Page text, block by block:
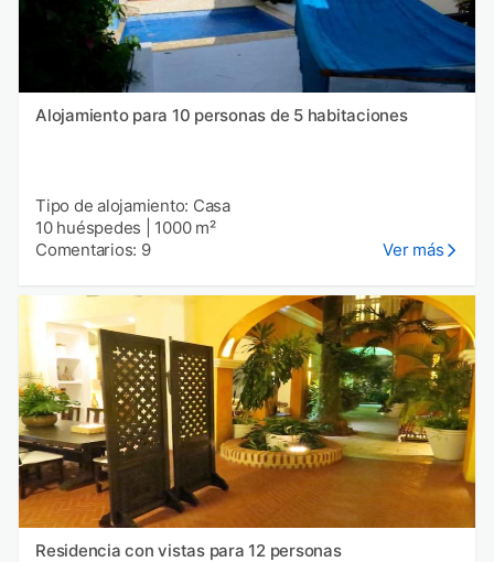
Alojamiento para 10 personas de 5 habitaciones
Tipo de alojamiento: Casa
10 huéspedes
1000 m²
Comentarios: 9
Ver más
Residencia con vistas para 12 personas